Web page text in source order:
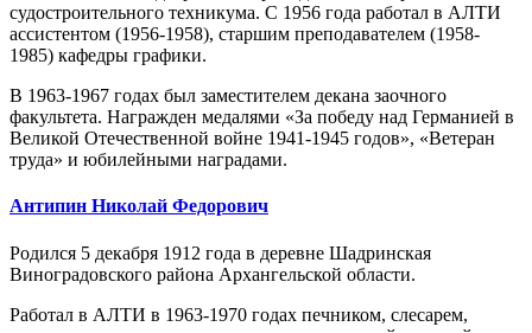
судостроительного техникума. С 1956 года работал в АЛТИ
ассистентом (1956-1958), старшим преподавателем (1958-
1985) кафедры графики.
В 1963-1967 годах был заместителем декана заочного
факультета. Награжден медалями «За победу над Германией в
Великой Отечественной войне 1941-1945 годов», «Ветеран
труда» и юбилейными наградами.
Антипин Николай Федорович
Родился 5 декабря 1912 года в деревне Шадринская
Виноградовского района Архангельской области.
Работал в АЛТИ в 1963-1970 годах печником, слесарем,